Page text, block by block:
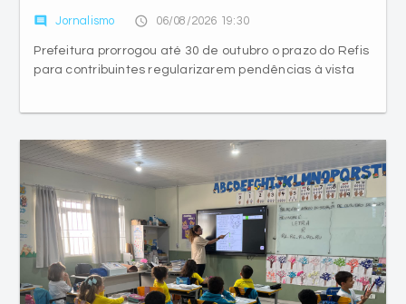
para contribuintes regularizarem pendências à vista